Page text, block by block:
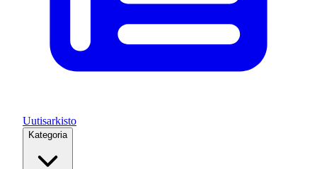
Uutisarkisto
Kategoria